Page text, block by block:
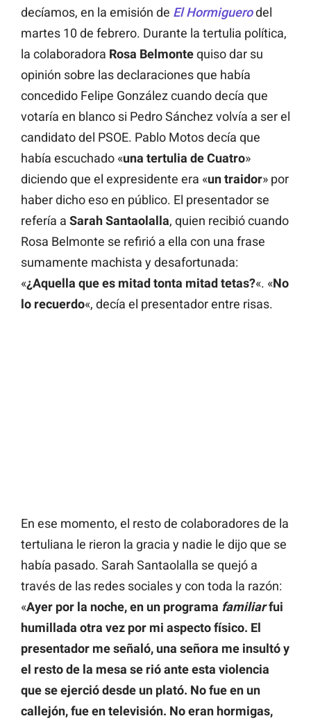
decíamos, en la emisión de El Hormiguerodel
martes 10 de febrero. Durante la tertulia política,
la colaboradora Rosa Belmontequiso dar su
opinión sobre las declaraciones que había
concedido Felipe González cuando decía que
votaría en blanco si Pedro Sánchez volvía a ser el
candidato del PSOE. Pablo Motos decía que
había escuchado «una tertulia de Cuatro»
diciendo que el expresidente era «un traidor» por
haber dicho eso en público. El presentador se
refería a Sarah Santaolalla, quien recibió cuando
Rosa Belmonte se refirió a ella con una frase
sumamente machista y desafortunada:
«¿Aquella que es mitad tonta mitad tetas?«. «No
lo recuerdo«, decía el presentador entre risas.
En ese momento, el resto de colaboradores de la
tertuliana le rieron la gracia y nadie le dijo que se
había pasado. Sarah Santaolalla se quejó a
través de las redes sociales y con toda la razón:
«Ayer por la noche, en un programa familiarfui
humillada otra vez por mi aspecto físico. El
presentador me señaló, una señora me insultó y
el resto de la mesa se rió ante esta violencia
que se ejerció desde un plató. No fue en un
callejón, fue en televisión. No eran hormigas,